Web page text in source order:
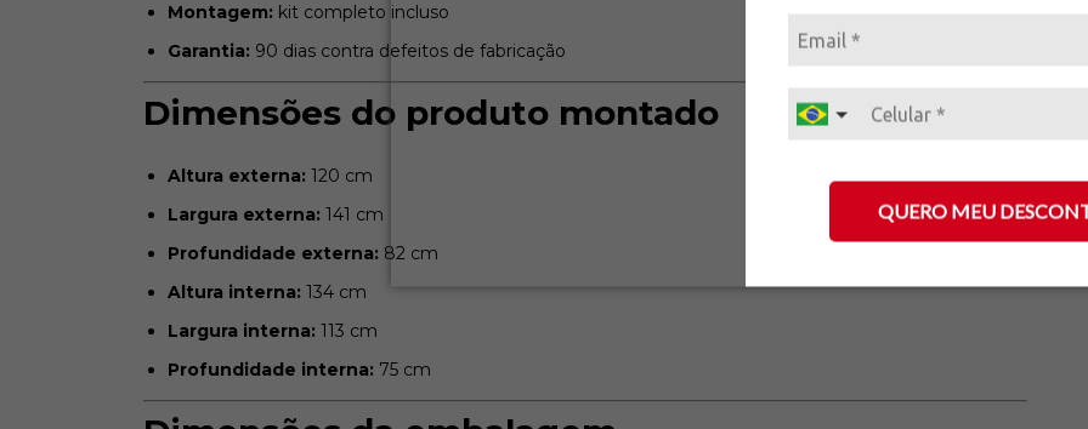
QUERO MEU
Montagem: kit completo incluso
Garantia: 90 dias contra defeitos de fabricação
Dimensões do produto montado
Altura externa: 120 cm
Largura externa: 141 cm
Profundidade externa: 82 cm
Altura interna: 134 cm
Largura interna: 113 cm
Profundidade interna: 75 cm